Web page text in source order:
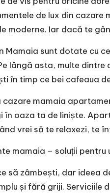
de lux din cazare
moderne. Iar dacă te
Mamaia sunt dotate cu
lângă asta, multe
în timp ce bei cafeaua
cazare mamaia
oaza ta de liniște.
vrei să te relaxezi, te
mamaia – soluții pentru
să zâmbești, dar ideea
și fără griji.